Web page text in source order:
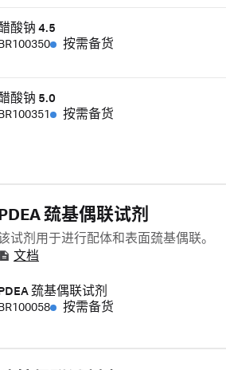
醋酸钠 4.5
BR100350
按需备货
醋酸钠 5.0
BR100351
按需备货
PDEA 巯基偶联试剂
试剂用于进行配体和表面巯基偶联。
文档
PDEA 巯基偶联试剂
BR100058
按需备货